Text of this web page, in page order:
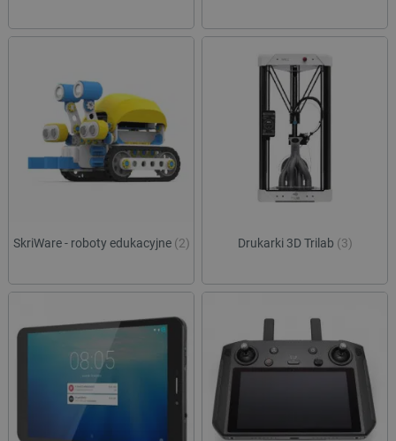
SkriWare - roboty edukacyjne (2) Drukarki 3D Trilab (3)